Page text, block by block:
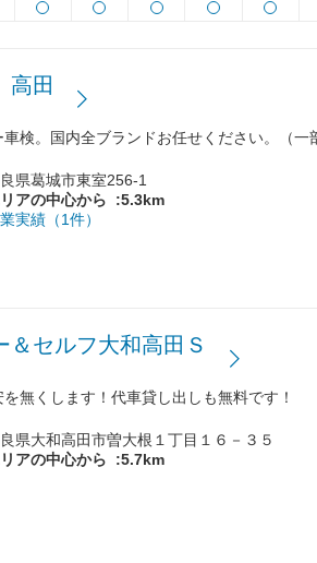
高田
検。国内全ブランドお任せください。（一
県葛城市東室256-1
アの中心から
:5.3km
実績（1件）
＆セルフ大和高田Ｓ
無くします！代車貸し出しも無料です！
県大和高田市曽大根１丁目１６－３５
アの中心から
:5.7km